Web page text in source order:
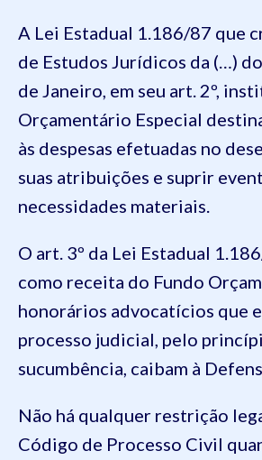
A Lei Estadual 1.186/87 que
de Estudos Jurídicos da (…)
de Janeiro, em seu art. 2º,
Orçamentário Especial
às despesas efetuadas no
suas atribuições e suprir
necessidades materiais.
O art. 3º da Lei Estadual
como receita do Fundo
honorários advocatícios que
processo judicial, pelo
sucumbência, caibam à
Não há qualquer restrição
Código de Processo Civil